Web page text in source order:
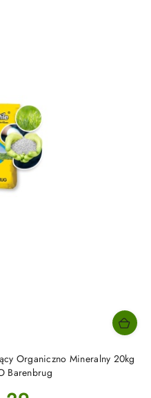
Organiczno Mineralny 20kg
Barenbrug